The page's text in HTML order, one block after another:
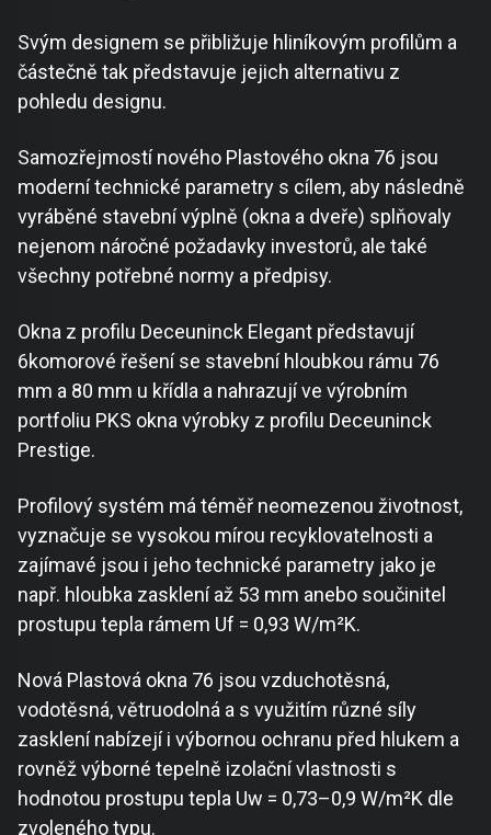
Svým designem se přibližuje hliníkovým profilům a
částečně tak představuje jejich alternativu z
pohledu designu.
Samozřejmostí nového Plastového okna 76 jsou
moderní technické parametry s cílem, aby následně
vyráběné stavební výplně (okna a dveře) splňovaly
nejenom náročné požadavky investorů, ale také
všechny potřebné normy a předpisy.
Okna z profilu Deceuninck Elegant představují
6komorové řešení se stavební hloubkou rámu 76
mm a 80 mm u křídla a nahrazují ve výrobním
portfoliu PKS okna výrobky z profilu Deceuninck
Prestige.
Profilový systém má téměř neomezenou životnost,
vyznačuje se vysokou mírou recyklovatelnosti a
zajímavé jsou i jeho technické parametry jako je
např. hloubka zasklení až 53 mm anebo součinitel
prostupu tepla rámem Uf = 0,93 W/m²K.
Nová Plastová okna 76 jsou vzduchotěsná,
vodotěsná, větruodolná a s využitím různé síly
zasklení nabízejí i výbornou ochranu před hlukem a
rovněž výborné tepelně izolační vlastnosti s
hodnotou prostupu tepla Uw = 0,73–0,9 W/m²K dle
zvoleného typu.